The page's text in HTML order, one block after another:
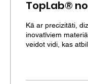
TopLab®
jaunu
standartu
centrā 4”
Kā ar precizitāti,
inovatīviem
veidot vidi, kas